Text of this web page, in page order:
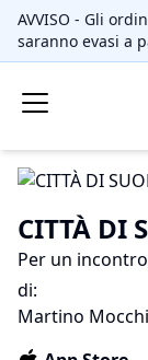
AVVISO - Gli
saranno evasi a
CITTÀ DI
Per un
di:
Martino Mocchi